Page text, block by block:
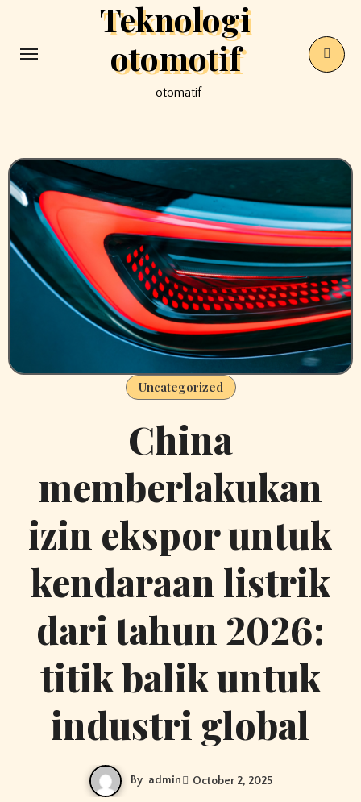
content
Teknologi
otomotif
otomatif
Uncategorized
China
memberlakukan
izin ekspor untuk
kendaraan listrik
dari tahun 2026:
titik balik untuk
industri global
By admin October 2, 2025